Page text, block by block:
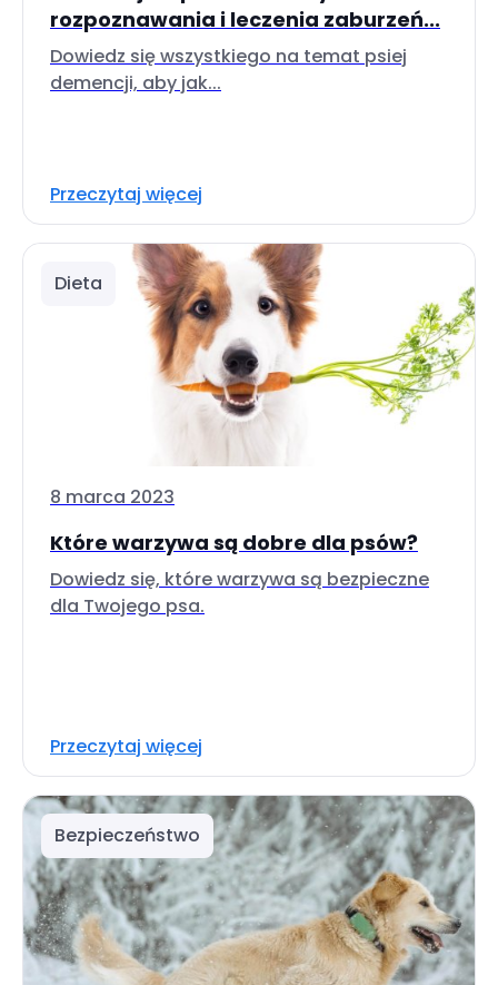
rozpoznawania i leczenia zaburzeń...
Dowiedz się wszystkiego na temat psiej
demencji, aby jak...
Przeczytaj więcej
Dieta
8 marca 2023
Które warzywa są dobre dla psów?
Dowiedz się, które warzywa są bezpieczne
dla Twojego psa.
Przeczytaj więcej
Bezpieczeństwo